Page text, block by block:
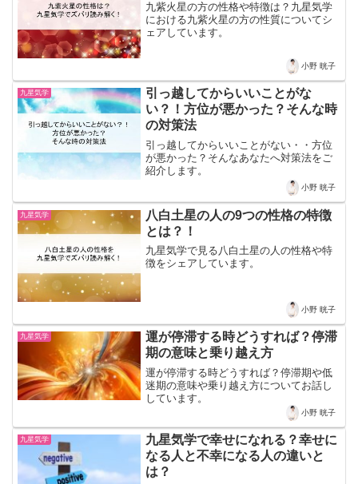
九紫火星の方の性格や特徴は？九星気学
における九紫火星の方の性質についてシ
ェアしています。
小野 晄子
九星気学
引っ越してからいいことがな
い？！方位が悪かった？そんな時
の対策法
引っ越してからいいことがない・・方位
が悪かった？そんなあなたへ対策法をご
紹介します。
小野 晄子
九星気学
八白土星の人の9つの性格の特徴
とは？！
九星気学で見る八白土星の人の性格や特
徴をシェアしています。
小野 晄子
九星気学
運が停滞する時どうすれば？停滞
期の意味と乗り越え方
運が停滞する時どうすれば？停滞期や低
迷期の意味や乗り越え方についてお話し
しています。
小野 晄子
九星気学
九星気学で幸せになれる？幸せに
なる人と不幸になる人の違いと
は？